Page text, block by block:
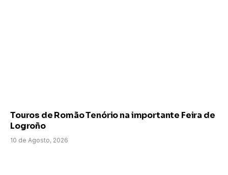
Touros de Romão Tenório na importante Feira de
Logroño
10 de Agosto, 2026